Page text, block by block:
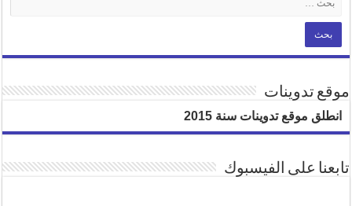
موقع تدوينات
انطلق موقع تدوينات سنة 2015
تابعنا على الفيسبوك